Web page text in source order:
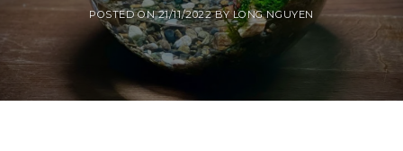
POSTED ON21/11/2022BYLONG NGUYEN